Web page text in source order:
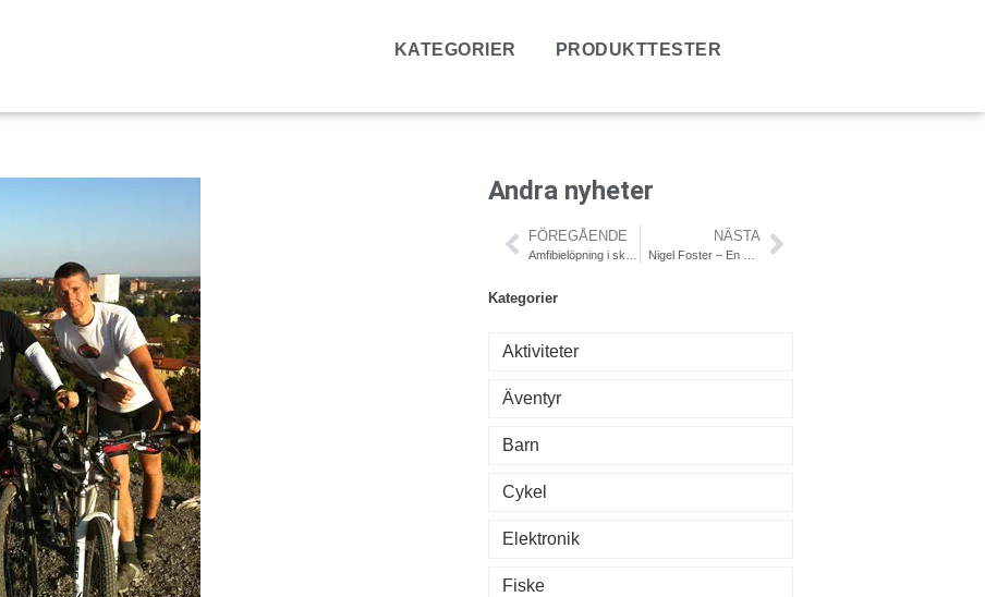
KATEGORIER PRODUKTTESTER
Andra nyheter
FÖREGÅENDE NÄSTA
Kategorier
Aktiviteter
Äventyr
Barn
Cykel
Elektronik
Fiske